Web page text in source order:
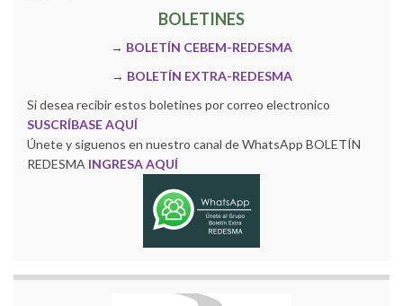
BOLETINES
→ BOLETÍN CEBEM-REDESMA
→ BOLETÍN EXTRA-REDESMA
Si desea recibir estos boletines por correo electronico
SUSCRÍBASE AQUÍ
Únete y siguenos en nuestro canal de WhatsApp BOLETÍN
REDESMA INGRESA AQUÍ